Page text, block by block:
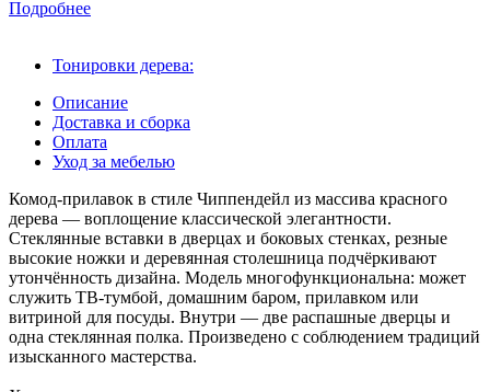
Подробнее
Тонировки дерева:
Описание
Доставка и сборка
Оплата
Уход за мебелью
Комод-прилавок в стиле Чиппендейл из массива красного
дерева — воплощение классической элегантности.
Стеклянные вставки в дверцах и боковых стенках, резные
высокие ножки и деревянная столешница подчёркивают
утончённость дизайна. Модель многофункциональна: может
служить ТВ‑тумбой, домашним баром, прилавком или
витриной для посуды. Внутри — две распашные дверцы и
одна стеклянная полка. Произведено с соблюдением традиций
изысканного мастерства.